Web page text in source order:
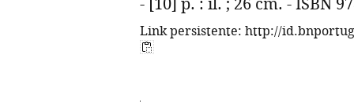
- [10] p. : il. ; 26 cm. - ISBN
Link persistente: http://